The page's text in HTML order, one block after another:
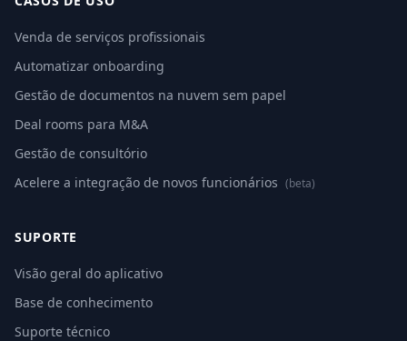
Venda de serviços profissionais
Automatizar onboarding
Gestão de documentos na nuvem sem papel
Deal rooms para M&A
Gestão de consultório
Acelere a integração de novos funcionários (beta)
SUPORTE
Visão geral do aplicativo
Base de conhecimento
Suporte técnico